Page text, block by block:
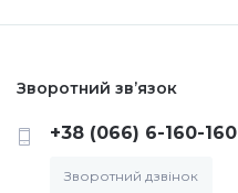
Зворотний зв’язок
+38 (066) 6-160-160
Зворотний дзвінок